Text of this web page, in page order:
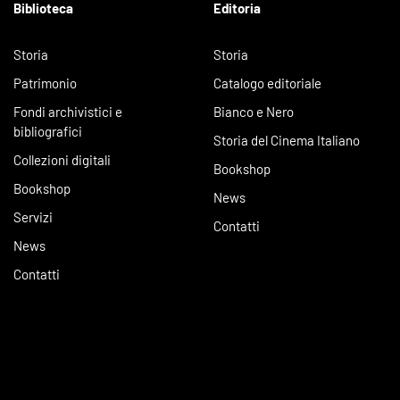
Biblioteca
Storia
Patrimonio
Fondi archivistici e
bibliografici
Collezioni digitali
Bookshop
Servizi
News
Contatti
Editoria
Storia
Catalogo editoriale
Bianco e Nero
Storia del Cinema Italiano
Bookshop
News
Contatti